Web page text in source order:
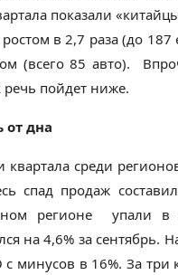
показали
в 2,7 раза (до
(всего 85 авто).
пойдет ниже.
от дна
квартала среди
спад продаж
регионе упали в
на 4,6% за сентябрь.
минусов в 16%. За